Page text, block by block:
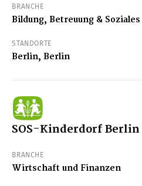
BRANCHE
Bildung, Betreuung & Soziales
STANDORTE
Berlin, Berlin
SOS-Kinderdorf Berlin
BRANCHE
Wirtschaft und Finanzen